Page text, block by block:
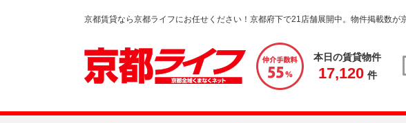
京都賃貸なら京都ライフにお任せください！京都府下で21店舗展開中。物件掲載数が
本日の賃貸物件
17,120 件